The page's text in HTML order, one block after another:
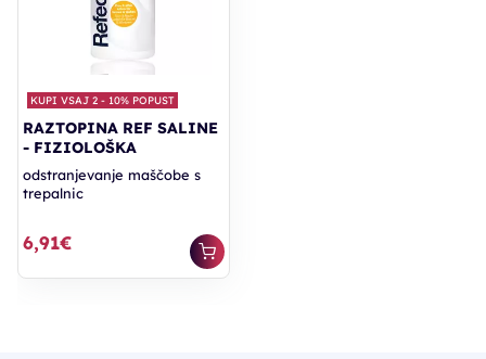
KUPI VSAJ 2 - 10% POPUST
RAZTOPINA REF SALINE
- FIZIOLOŠKA
odstranjevanje maščobe s
trepalnic
6,91€